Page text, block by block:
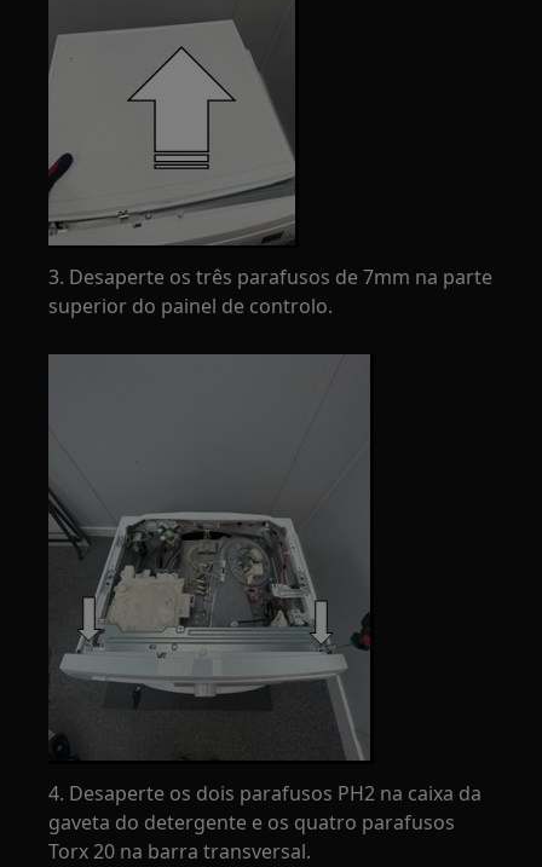
3. Desaperte os três parafusos de 7mm na parte
superior do painel de controlo.
4. Desaperte os dois parafusos PH2 na caixa da
gaveta do detergente e os quatro parafusos
Torx 20 na barra transversal.